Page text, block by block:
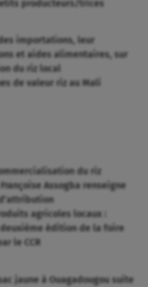
producteurs/trices
importations, leur
et aides alimentaires, sur
du riz local
de valeur riz au Mali
du riz
Assogba renseigne
agricoles locaux :
édition de la foire
le CCR
jaune à Ouagadougou suite